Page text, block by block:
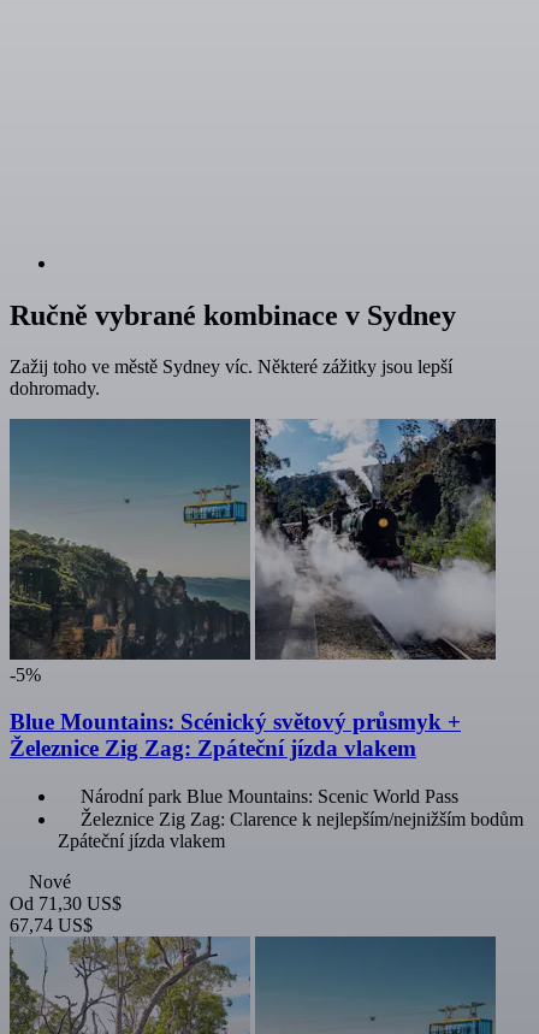
Ručně vybrané kombinace v Sydney
Zažij toho ve městě Sydney víc. Některé zážitky jsou lepší
dohromady.
-5%
Blue Mountains: Scénický světový průsmyk +
Železnice Zig Zag: Zpáteční jízda vlakem
Národní park Blue Mountains: Scenic World Pass
Železnice Zig Zag: Clarence k nejlepším/nejnižším bodům
Zpáteční jízda vlakem
Nové
Od 71,30 US$
67,74 US$